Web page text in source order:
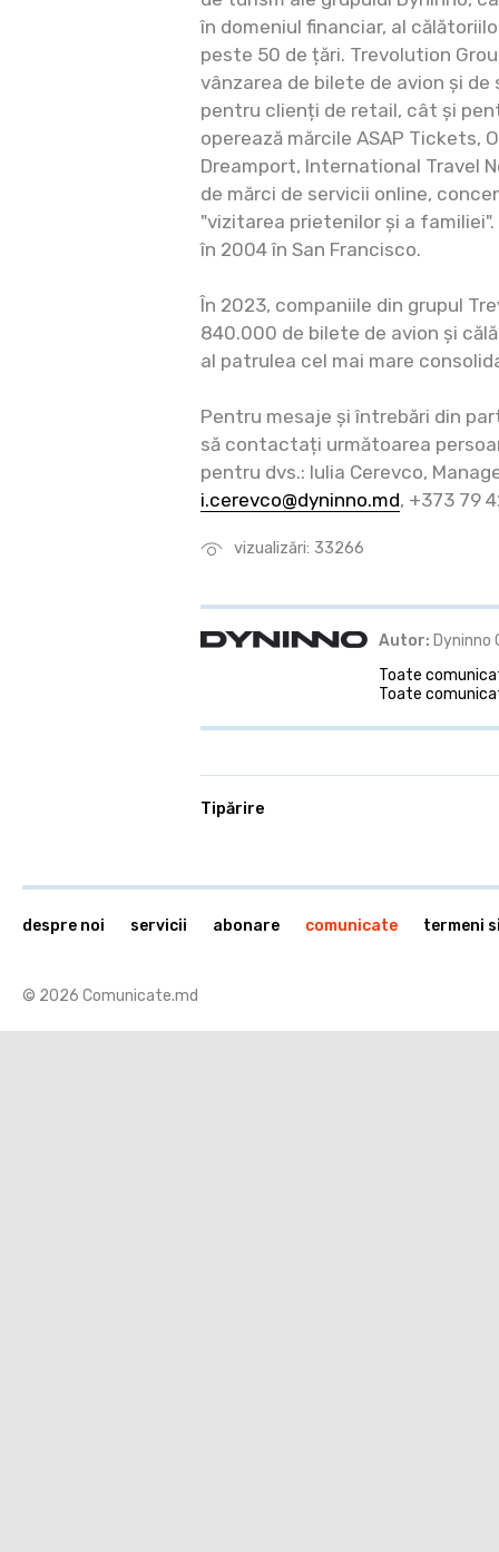
vizualizări: 33266
în domeniul financiar, al
peste 50 de țări. Trevolution
vânzarea de bilete de avion și
pentru clienți de retail, cât și
operează mărcile ASAP Tickets,
Dreamport, International Travel
de mărci de servicii online,
"vizitarea prietenilor și a
în 2004 în San Francisco.
În 2023, companiile din grupul
840.000 de bilete de avion și
al patrulea cel mai mare
Pentru mesaje și întrebări din
să contactați următoarea
pentru dvs.: Iulia Cerevco,
i.cerevco@dyninno.md, +373 79
Autor: Dyninno
Toate
Toate
Tipărire
© 2026 Comunicate.md
despre noi servicii abonare comunicate termeni